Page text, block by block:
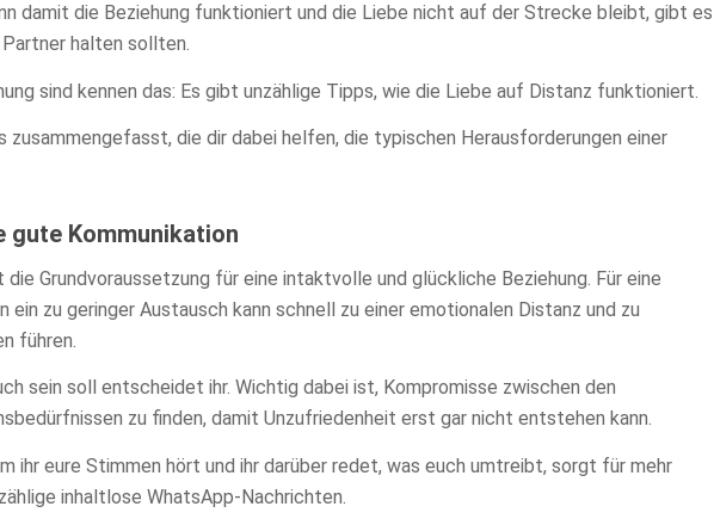
damit die Beziehung funktioniert und die Liebe nicht auf der Strecke bleibt, gibt es
halten sollten.
sind kennen das: Es gibt unzählige Tipps, wie die Liebe auf Distanz funktioniert.
zusammengefasst, die dir dabei helfen, die typischen Herausforderungen einer
gute Kommunikation
Grundvoraussetzung für eine intaktvolle und glückliche Beziehung. Für eine
ein zu geringer Austausch kann schnell zu einer emotionalen Distanz und zu
führen.
sein soll entscheidet ihr. Wichtig dabei ist, Kompromisse zwischen den
zu finden, damit Unzufriedenheit erst gar nicht entstehen kann.
ihr eure Stimmen hört und ihr darüber redet, was euch umtreibt, sorgt für mehr
inhaltlose WhatsApp-Nachrichten.